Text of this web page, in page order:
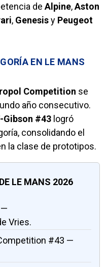
de Alpine,Aston
, Genesisy Peugeot
EN LE MANS
Competition se
año consecutivo.
Gibson #43 logró
consolidando el
la clase de prototipos.
LE MANS 2026
—
Vries.
#43 —